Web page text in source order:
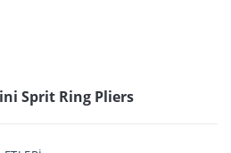
Sprit Ring Pliers